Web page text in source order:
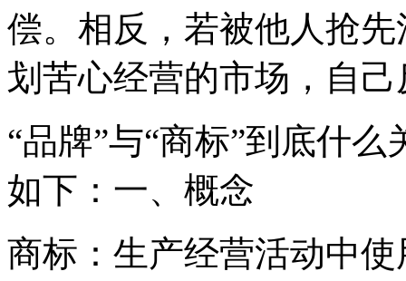
偿。相反，若被他人抢
划苦心经营的市场，自
“品牌”与“商标”到底什
如下：一、概念
商标：生产经营活动中